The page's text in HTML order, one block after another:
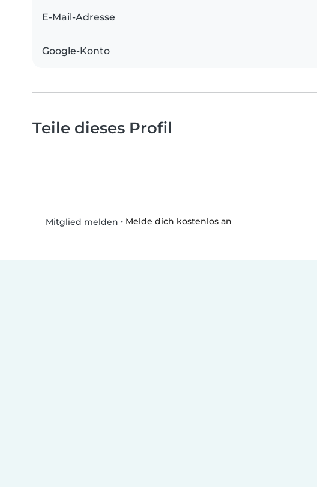
E-Mail-Adresse
Google-Konto
Teile dieses Profil
Mitglied melden • Melde dich kostenlos an